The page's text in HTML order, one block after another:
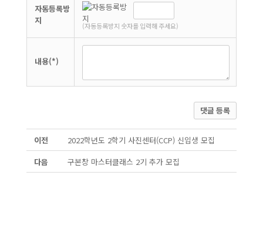
자동등록방
지
(자동등록방지 숫자를 입력해 주세요)
내용(*)
댓글 등록
이전
2022학년도 2학기 사진센터(CCP) 신입생 모집
다음
구본창 마스터클래스 2기 추가 모집